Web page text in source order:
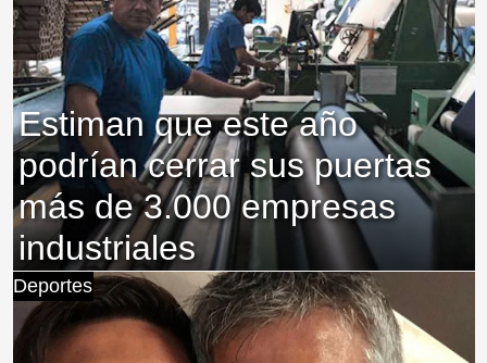
Estiman que este año
podrían cerrar sus puertas
más de 3.000 empresas
industriales
Deportes